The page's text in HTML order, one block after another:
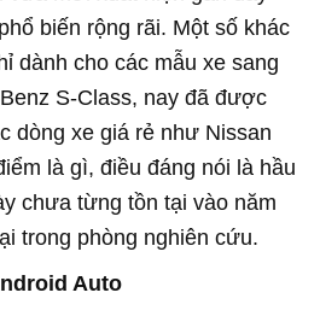
biến rộng rãi. Một số khác
dành cho các mẫu xe sang
S-Class, nay đã được
dòng xe giá rẻ như Nissan
là gì, điều đáng nói là hầu
chưa từng tồn tại vào năm
trong phòng nghiên cứu.
Auto